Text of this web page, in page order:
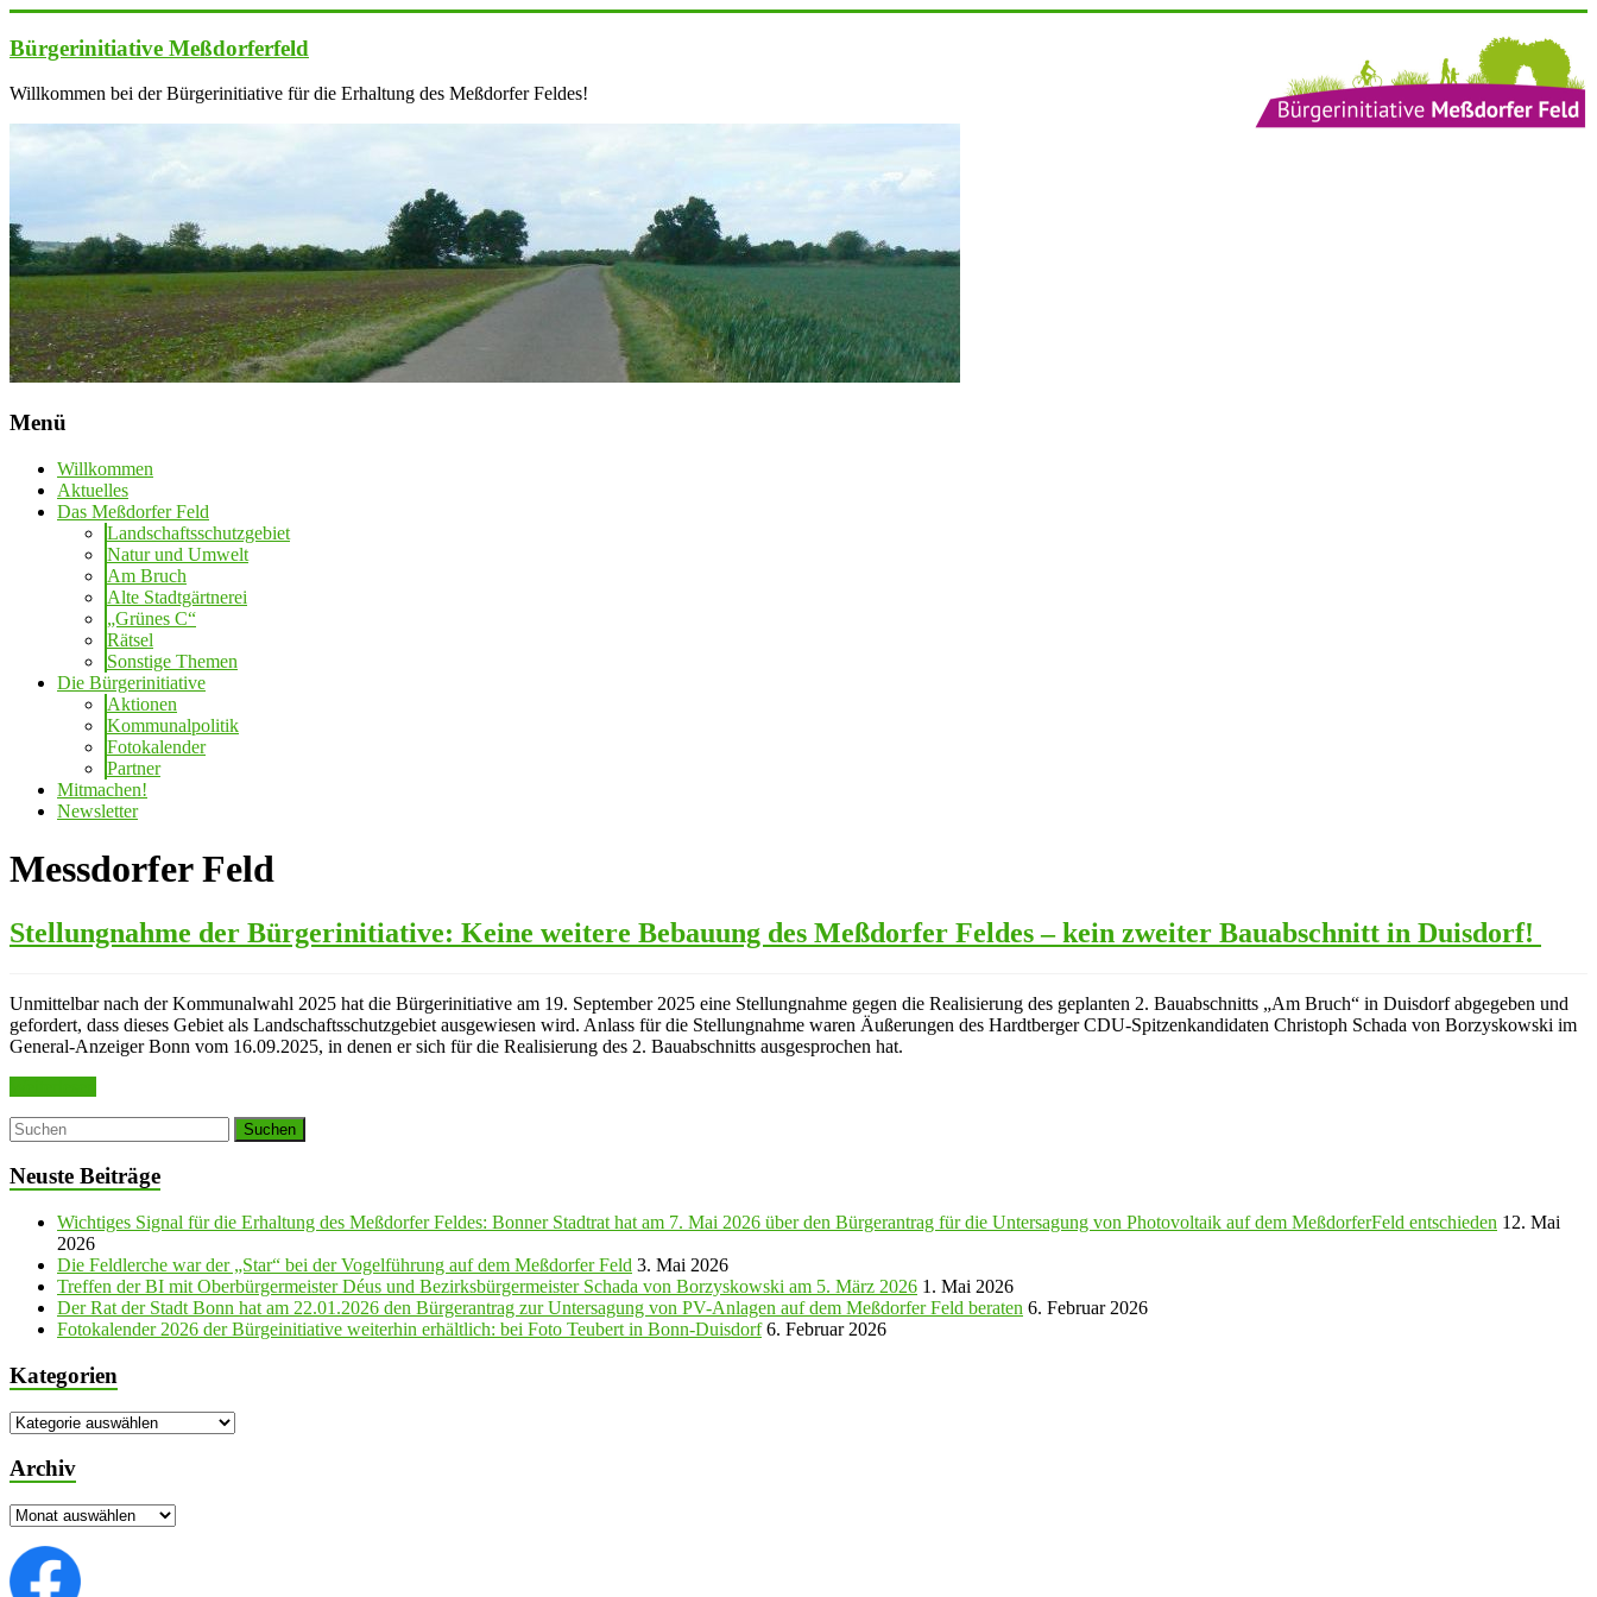
Inhalt
springen
Bürgerinitiative Meßdorferfeld
Willkommen bei der Bürgerinitiative für die Erhaltung des Meßdorfer Feldes!
Menü
Willkommen
Aktuelles
Das Meßdorfer Feld
Landschaftsschutzgebiet
Natur und Umwelt
Am Bruch
Alte Stadtgärtnerei
„Grünes C“
Rätsel
Sonstige Themen
Die Bürgerinitiative
Aktionen
Kommunalpolitik
Fotokalender
Partner
Mitmachen!
Newsletter
Messdorfer Feld
Stellungnahme der Bürgerinitiative: Keine weitere Bebauung des Meßdorfer Feldes – kein zweiter Bauabschnitt in Duisdorf!
Unmittelbar nach der Kommunalwahl 2025 hat die Bürgerinitiative am 19. September 2025 eine Stellungnahme gegen die Realisierung des geplanten 2. Bauabschnitts „Am Bruch“ in Duisdorf abgegeben und
gefordert, dass dieses Gebiet als Landschaftsschutzgebiet ausgewiesen wird. Anlass für die Stellungnahme waren Äußerungen des Hardtberger CDU-Spitzenkandidaten Christoph Schada von Borzyskowski im
General-Anzeiger Bonn vom 16.09.2025, in denen er sich für die Realisierung des 2. Bauabschnitts ausgesprochen hat.
Neuste Beiträge
Wichtiges Signal für die Erhaltung des Meßdorfer Feldes: Bonner Stadtrat hat am 7. Mai 2026 über den Bürgerantrag für die Untersagung von Photovoltaik auf dem MeßdorferFeld entschieden 12. Mai
2026
Die Feldlerche war der „Star“ bei der Vogelführung auf dem Meßdorfer Feld 3. Mai 2026
Treffen der BI mit Oberbürgermeister Déus und Bezirksbürgermeister Schada von Borzyskowski am 5. März 2026 1. Mai 2026
Der Rat der Stadt Bonn hat am 22.01.2026 den Bürgerantrag zur Untersagung von PV-Anlagen auf dem Meßdorfer Feld beraten 6. Februar 2026
Fotokalender 2026 der Bürgeinitiative weiterhin erhältlich: bei Foto Teubert in Bonn-Duisdorf 6. Februar 2026
Kategorien
Kategorien
Archiv
Archiv